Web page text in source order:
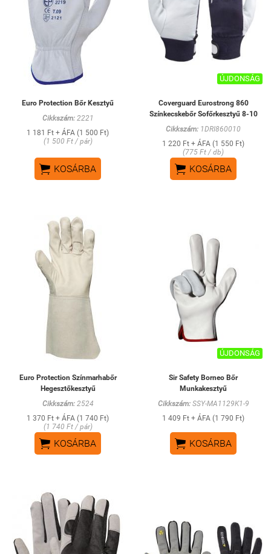
Euro Protection Bőr Kesztyű
Cikkszám:2221
1 181 Ft + ÁFA (1 500 Ft)
(1 500 Ft / pár)
 KOSÁRBA
ÚJDONSÁG
Coverguard Eurostrong 860
Színkecskebőr Sofőrkesztyű 8-10
Cikkszám: 1DRI860010
1 220 Ft + ÁFA (1 550 Ft)
(775 Ft / db)
 KOSÁRBA
Euro Protection Színmarhabőr
Hegesztőkesztyű
Cikkszám:2524
1 370 Ft + ÁFA (1 740 Ft)
(1 740 Ft / pár)
 KOSÁRBA
ÚJDONSÁG
Sir Safety Borneo Bőr
Munkakesztyű
Cikkszám:SSY-MA1129K1-9
1 409 Ft + ÁFA (1 790 Ft)
 KOSÁRBA